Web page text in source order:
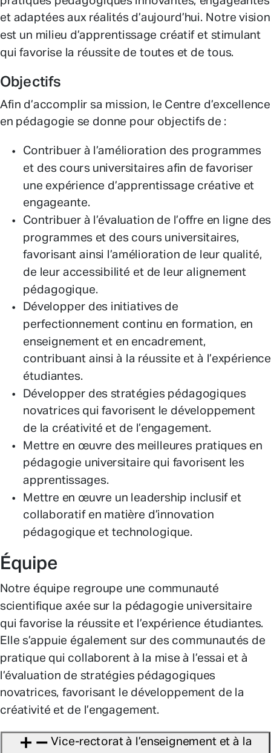
et adaptées aux réalités d’aujourd’hui. Notre vision
est un milieu d’apprentissage créatif et stimulant
qui favorise la réussite de toutes et de tous.
Objectifs
Afin d’accomplir sa mission, le Centre d’excellence
en pédagogie se donne pour objectifs de :
Contribuer à l’amélioration des programmes
et des cours universitaires afin de favoriser
une expérience d’apprentissage créative et
engageante.
Contribuer à l’évaluation de l’offre en ligne des
programmes et des cours universitaires,
favorisant ainsi l’amélioration de leur qualité,
de leur accessibilité et de leur alignement
pédagogique.
Développer des initiatives de
perfectionnement continu en formation, en
enseignement et en encadrement,
contribuant ainsi à la réussite et à l’expérience
étudiantes.
Développer des stratégies pédagogiques
novatrices qui favorisent le développement
de la créativité et de l’engagement.
Mettre en œuvre des meilleures pratiques en
pédagogie universitaire qui favorisent les
apprentissages.
Mettre en œuvre un leadership inclusif et
collaboratif en matière d’innovation
pédagogique et technologique.
Équipe
Notre équipe regroupe une communauté
scientifique axée sur la pédagogie universitaire
qui favorise la réussite et l’expérience étudiantes.
Elle s’appuie également sur des communautés de
pratique qui collaborent à la mise à l’essai et à
l’évaluation de stratégies pédagogiques
novatrices, favorisant le développement de la
créativité et de l’engagement.
Vice-rectorat à l’enseignement et à la